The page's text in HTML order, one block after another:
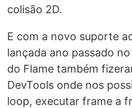
colisão 2D.
E com a novo suporte
lançada ano passado
do Flame também
DevTools onde nos
loop, executar frame a